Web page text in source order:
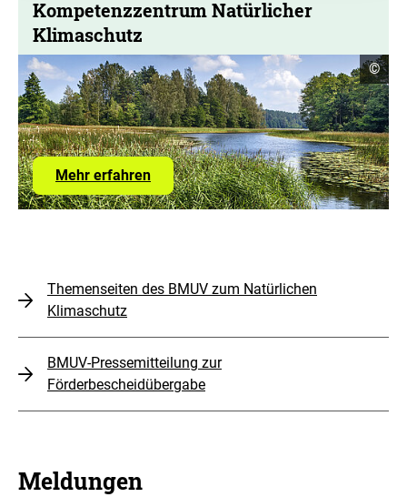
Kompetenzzentrum Natürlicher
Klimaschutz
Mehr erfahrenüber
das
Kompetenzzentrum
©
Themenseiten des BMUV zum Natürlichen
Klimaschutz
BMUV-Pressemitteilung zur
Förderbescheidübergabe
Meldungen